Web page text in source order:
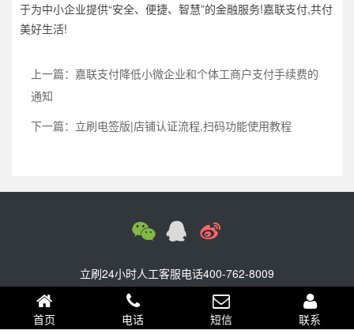
于为中小企业提供“安全、便捷、智慧”的金融服务!嘉联支付,共付
美好生活!
上一篇：嘉联支付降低小微企业和个体工商户支付手续费的
通知
下一篇：立刷电签版|店铺认证流程,扫码功能使用教程
立刷24小时人工客服电话400-762-8009
Copyright © 2008-2026
© JLPAY 版权所有 -
鄂ICP备
2024078738号-2
首页 电话 短信 联系